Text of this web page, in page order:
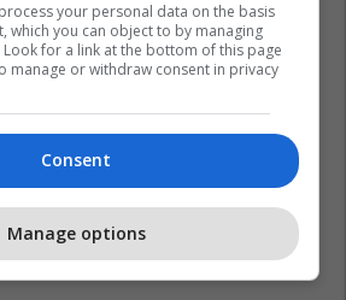
your personal data on the basis
which you can object to by managing
for a link at the bottom of this page
manage or withdraw consent in privacy
Consent
Manage options